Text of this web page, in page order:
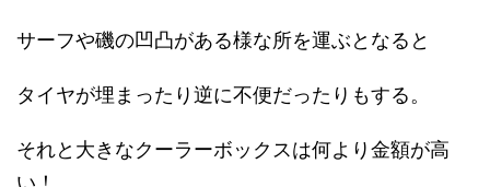
サーフや磯の凹凸がある様な所を運ぶとなると
タイヤが埋まったり逆に不便だったりもする。
それと大きなクーラーボックスは何より金額が高
い！